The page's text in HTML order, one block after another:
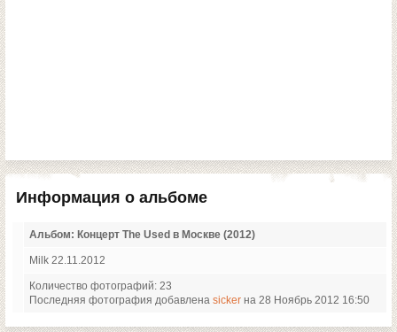
Информация о альбоме
Альбом: Концерт The Used в Москве (2012)
Milk 22.11.2012
Количество фотографий: 23
Последняя фотография добавлена sickerна 28 Ноябрь 2012 16:50